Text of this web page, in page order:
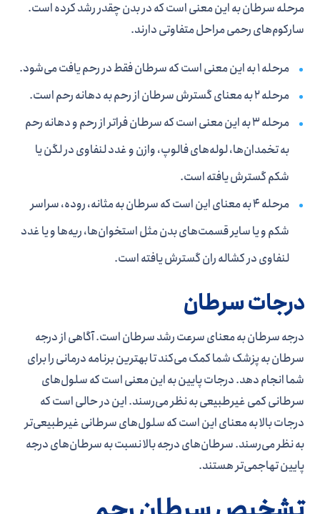
مرحله سرطان به این معنی است که در بدن چقدر رشد کرده است.
سارکوم‌های رحمی مراحل متفاوتی دارند.
مرحله 1 به این معنی است که سرطان فقط در رحم یافت می‌شود.
مرحله 2 به معنای گسترش سرطان از رحم به دهانه رحم است.
مرحله 3 به این معنی است که سرطان فراتر از رحم و دهانه رحم
به تخمدان‌ها، لوله‌های فالوپ، وازن و غدد لنفاوی در لگن یا
شکم گسترش یافته است.
مرحله 4 به معنای این است که سرطان به مثانه، روده، سراسر
شکم و یا سایر قسمت‌های بدن مثل استخوان‌ها، ریه‌ها و یا غدد
لنفاوی در کشاله ران گسترش یافته است.
درجات سرطان
درجه سرطان به معنای سرعت رشد سرطان است. آگاهی از درجه
سرطان به پزشک شما کمک می‌کند تا بهترین برنامه درمانی را برای
شما انجام دهد. درجات پایین به این معنی است که سلول‌های
سرطانی کمی غیرطبیعی به نظر می‌رسند. این در حالی است که
درجات بالا به معنای این است که سلول‌های سرطانی غیرطبیعی‌تر
به نظر می‌رسند. سرطان‌های درجه بالا نسبت به سرطان‌های درجه
پایین تهاجمی‌تر هستند.